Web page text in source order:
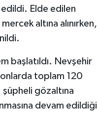
edildi. Elde edilen
altına alınırken,
başlatıldı. Nevşehir
toplam 120
şüpheli gözaltına
devam edildiği